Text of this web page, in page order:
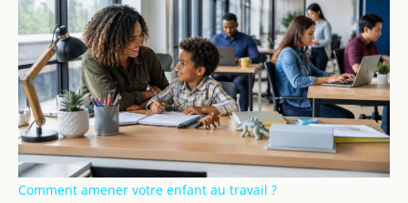
Comment amener votre enfant au travail ?